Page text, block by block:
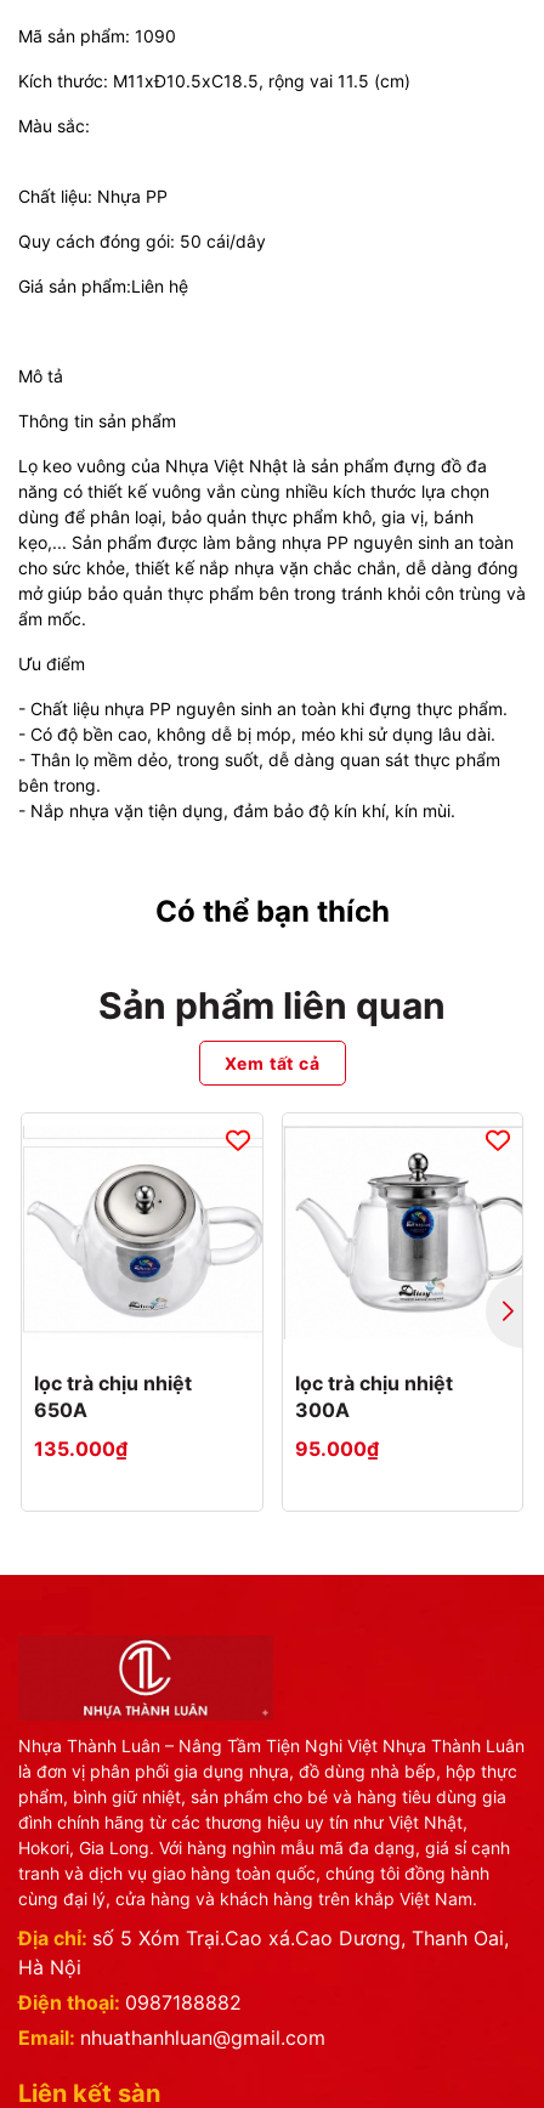
Mã sản phẩm: 1090
Kích thước: M11xĐ10.5xC18.5, rộng vai 11.5 (cm)
Màu sắc:
Chất liệu: Nhựa PP
Quy cách đóng gói: 50 cái/dây
Giá sản phẩm:Liên hệ
Mô tả
Thông tin sản phẩm
Lọ keo vuông của Nhựa Việt Nhật là sản phẩm đựng đồ đa
năng có thiết kế vuông vắn cùng nhiều kích thước lựa chọn
dùng để phân loại, bảo quản thực phẩm khô, gia vị, bánh
kẹo,... Sản phẩm được làm bằng nhựa PP nguyên sinh an toàn
cho sức khỏe, thiết kế nắp nhựa vặn chắc chắn, dễ dàng đóng
mở giúp bảo quản thực phẩm bên trong tránh khỏi côn trùng và
ẩm mốc.
Ưu điểm
- Chất liệu nhựa PP nguyên sinh an toàn khi đựng thực phẩm.
- Có độ bền cao, không dễ bị móp, méo khi sử dụng lâu dài.
- Thân lọ mềm dẻo, trong suốt, dễ dàng quan sát thực phẩm
bên trong.
- Nắp nhựa vặn tiện dụng, đảm bảo độ kín khí, kín mùi.
Có thể bạn thích
Sản phẩm liên quan
Xem tất cả
lọc trà chịu nhiệt
650A
135.000₫
lọc trà chịu nhiệt
300A
95.000₫
Nhựa Thành Luân – Nâng Tầm Tiện Nghi Việt Nhựa Thành Luân
là đơn vị phân phối gia dụng nhựa, đồ dùng nhà bếp, hộp thực
phẩm, bình giữ nhiệt, sản phẩm cho bé và hàng tiêu dùng gia
đình chính hãng từ các thương hiệu uy tín như Việt Nhật,
Hokori, Gia Long. Với hàng nghìn mẫu mã đa dạng, giá sỉ cạnh
tranh và dịch vụ giao hàng toàn quốc, chúng tôi đồng hành
cùng đại lý, cửa hàng và khách hàng trên khắp Việt Nam.
Địa chỉ: số 5 Xóm Trại.Cao xá.Cao Dương, Thanh Oai,
Hà Nội
Điện thoại: 0987188882
Email: nhuathanhluan@gmail.com
Liên kết sàn